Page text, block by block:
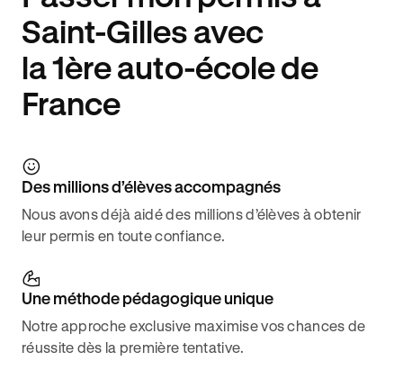
Saint-Gilles avec
la 1ère auto-école de
France
Des millions d’élèves accompagnés
Nous avons déjà aidé des millions d’élèves à obtenir
leur permis en toute confiance.
Une méthode pédagogique unique
Notre approche exclusive maximise vos chances de
réussite dès la première tentative.